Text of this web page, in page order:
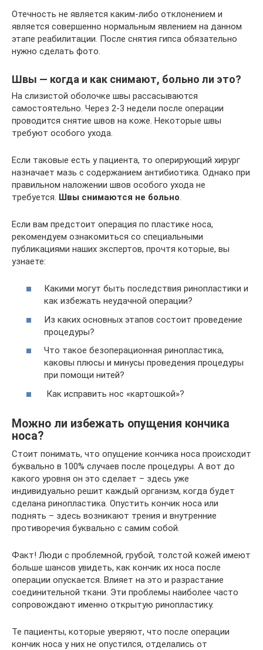
Отечность не является каким-либо отклонением и
является совершенно нормальным явлением на данном
этапе реабилитации. После снятия гипса обязательно
нужно сделать фото.
Швы — когда и как снимают, больно ли это?
На слизистой оболочке швы рассасываются
самостоятельно. Через 2-3 недели после операции
проводится снятие швов на коже. Некоторые швы
требуют особого ухода.
Если таковые есть у пациента, то оперирующий хирург
назначает мазь с содержанием антибиотика. Однако при
правильном наложении швов особого ухода не
требуется. Швы снимаются не больно
Если вам предстоит операция по пластике носа,
рекомендуем ознакомиться со специальными
публикациями наших экспертов, прочтя которые, вы
узнаете:
Какими могут быть последствия ринопластики и
как избежать неудачной операции?
Из каких основных этапов состоит проведение
процедуры?
Что такое безоперационная ринопластика,
каковы плюсы и минусы проведения процедуры
при помощи нитей?
Как исправить нос «картошкой»?
Можно ли избежать опущения кончика
носа?
Стоит понимать, что опущение кончика носа происходит
буквально в 100% случаев после процедуры. А вот до
какого уровня он это сделает – здесь уже
индивидуально решит каждый организм, когда будет
сделана ринопластика. Опустить кончик носа или
поднять – здесь возникают трения и внутренние
противоречия буквально с самим собой.
Факт! Люди с проблемной, грубой, толстой кожей имеют
больше шансов увидеть, как кончик их носа после
операции опускается. Влияет на это и разрастание
соединительной ткани. Эти проблемы наиболее часто
сопровождают именно открытую ринопластику.
Те пациенты, которые уверяют, что после операции
кончик носа у них не опустился, отделались от